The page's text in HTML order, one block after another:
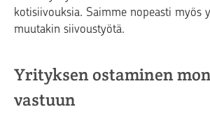
kotisiivouksia. Saimme nopeasti myös
muutakin siivoustyötä.
Yrityksen ostaminen
vastuun